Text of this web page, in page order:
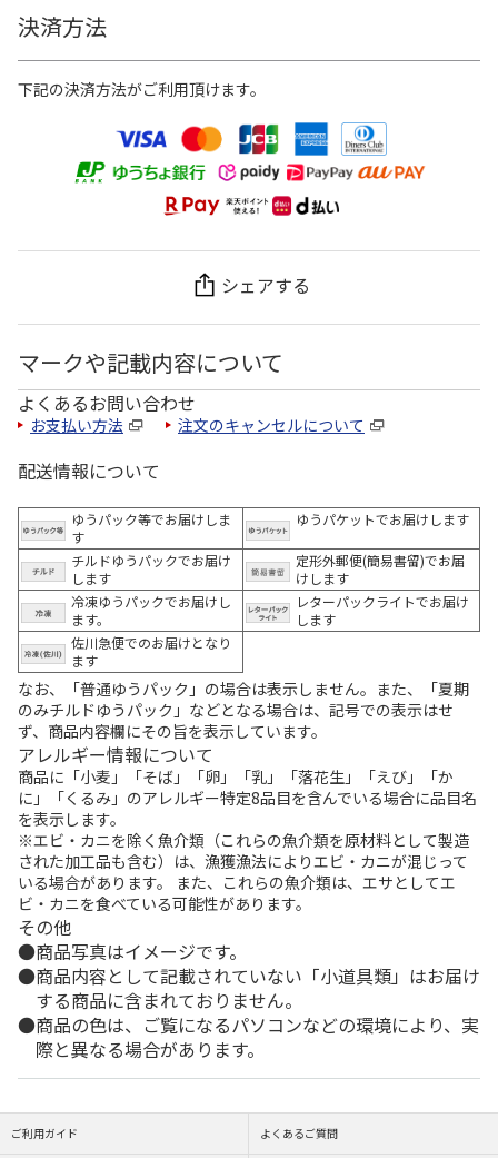
決済方法
下記の決済方法がご利用頂けます。
シェアする
マークや記載内容について
よくあるお問い合わせ
お支払い方法 注文のキャンセルについて
配送情報について
ゆうパック等でお届けしま
す
ゆうパケットでお届けします
チルドゆうパックでお届け
します
定形外郵便(簡易書留)でお届
けします
冷凍ゆうパックでお届けし
ます。
レターパックライトでお届け
します
佐川急便でのお届けとなり
ます
なお、「普通ゆうパック」の場合は表示しません。また、「夏期
のみチルドゆうパック」などとなる場合は、記号での表示はせ
ず、商品内容欄にその旨を表示しています。
アレルギー情報について
商品に「小麦」「そば」「卵」「乳」「落花生」「えび」「か
に」「くるみ」のアレルギー特定8品目を含んでいる場合に品目名
を表示します。
※エビ・カニを除く魚介類（これらの魚介類を原材料として製造
された加工品も含む）は、漁獲漁法によりエビ・カニが混じって
いる場合があります。 また、これらの魚介類は、エサとしてエ
ビ・カニを食べている可能性があります。
その他
商品写真はイメージです。
商品内容として記載されていない「小道具類」はお届け
する商品に含まれておりません。
商品の色は、ご覧になるパソコンなどの環境により、実
際と異なる場合があります。
ご利用ガイド よくあるご質問